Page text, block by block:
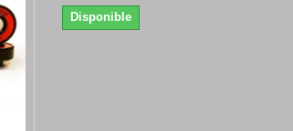
Disponible